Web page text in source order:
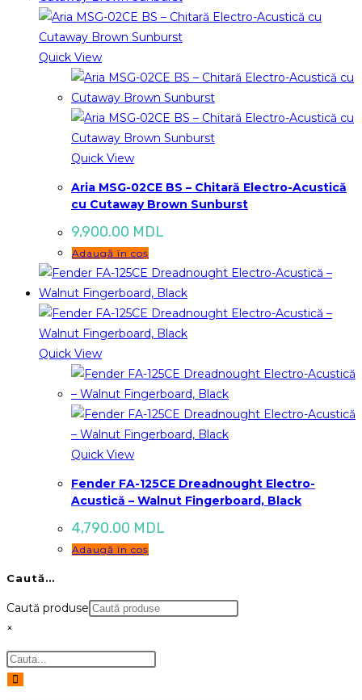
Quick View
Quick View
Aria MSG-02CE BS – Chitară Electro-Acustică
cu Cutaway Brown Sunburst
9,900.00 MDL
Adaugă în coș
Quick View
Quick View
Fender FA-125CE Dreadnought Electro-
Acustică – Walnut Fingerboard, Black
4,790.00 MDL
Adaugă în coș
Caută…
Caută produse
×